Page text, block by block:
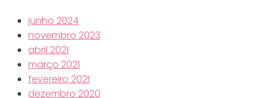
junho 2024
novembro 2023
abril 2021
março 2021
fevereiro 2021
dezembro 2020